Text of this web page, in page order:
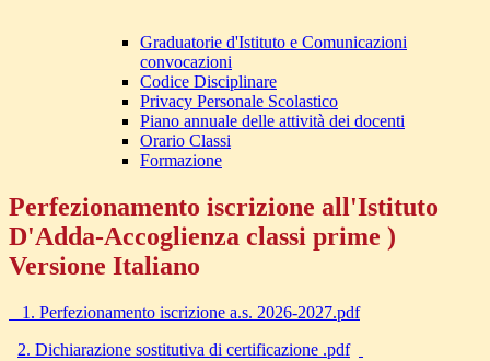
Graduatorie d'Istituto e Comunicazioni
convocazioni
Codice Disciplinare
Privacy Personale Scolastico
Piano annuale delle attività dei docenti
Orario Classi
Formazione
Perfezionamento iscrizione all'Istituto
D'Adda-Accoglienza classi prime )
Versione Italiano
1. Perfezionamento iscrizione a.s. 2026-2027.pdf
2. Dichiarazione sostitutiva di certificazione .pdf